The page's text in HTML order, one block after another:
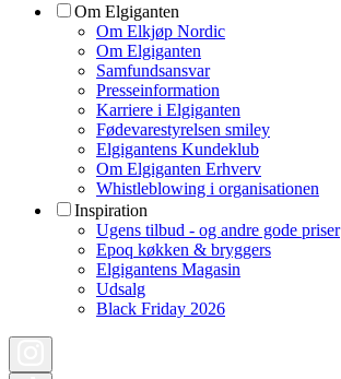
Om Elgiganten
Om Elkjøp Nordic
Om Elgiganten
Samfundsansvar
Presseinformation
Karriere i Elgiganten
Fødevarestyrelsen smiley
Elgigantens Kundeklub
Om Elgiganten Erhverv
Whistleblowing i organisationen
Inspiration
Ugens tilbud - og andre gode priser
Epoq køkken & bryggers
Elgigantens Magasin
Udsalg
Black Friday 2026